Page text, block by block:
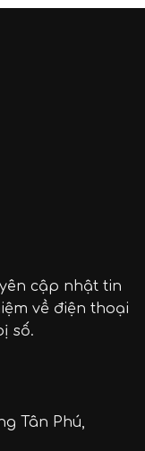
cập nhật tin
về điện thoại
số.
Tân Phú,